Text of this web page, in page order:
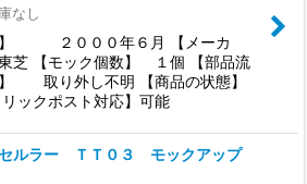
なし
】 ２０００年６月 【メーカ
【モック個数】 １個 【部品流
】 取り外し不明 【商品の状態】
ックポスト対応】可能
ルラー ＴＴ０３ モックアップ